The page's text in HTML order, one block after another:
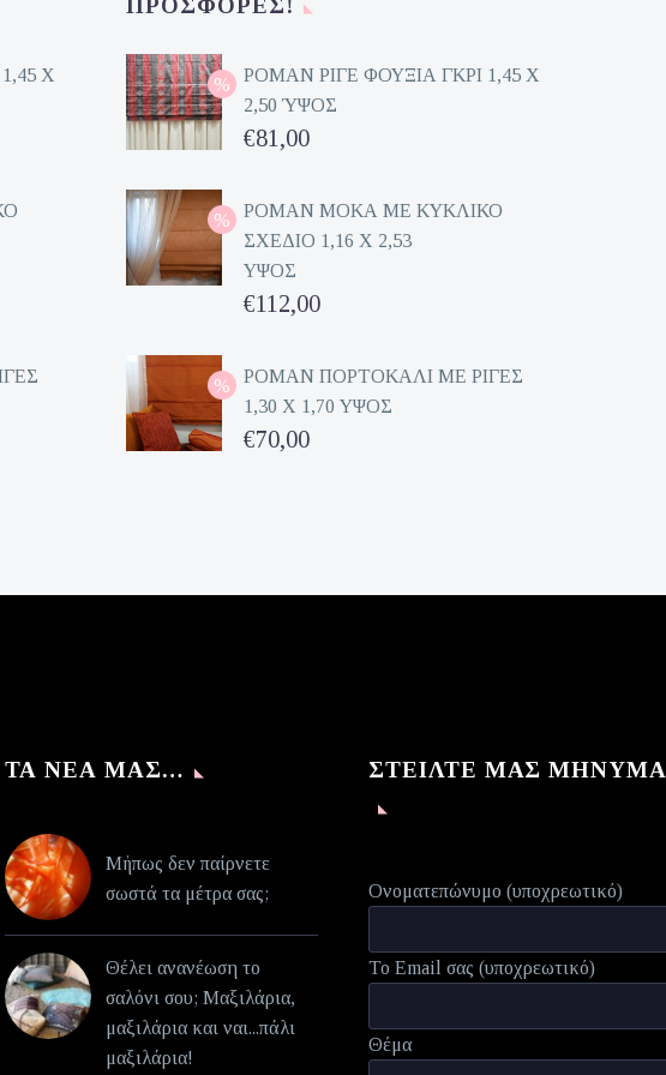
Χ
ΠΡΟΣΦΟΡΈΣ!
ΡΟΜΑΝ ΡΙΓΕ ΦΟΥΞΙΑ ΓΚΡΙ 1,45 Χ
2,50 ΎΨΟΣ
Original
was:
€162,00.
€81,00
τρέχουσα
τιμή
είναι:
€81,00.
ΡΟΜΑΝ ΜΟΚΑ ΜΕ ΚΥΚΛΙΚΟ
ΣΧΕΔΙΟ 1,16 Χ 2,53
ΥΨΟΣ
Original
was:
€224,00.
€112,00
τρέχουσα
τιμή
είναι:
ΡΟΜΑΝ ΠΟΡΤΟΚΑΛΙ ΜΕ ΡΙΓΕΣ
1,30 Χ 1,70 ΥΨΟΣ
Original
€70,00
ΤΑ ΝΈΑ ΜΑΣ…
Μήπως δεν παίρνετε
σωστά τα μέτρα σας;
Θέλει ανανέωση το
σαλόνι σου; Μαξιλάρια,
μαξιλάρια και ναι...πάλι
μαξιλάρια!
ΣΤΕΊΛΤΕ ΜΑΣ ΜΉΝΥΜΑ
Ονοματεπώνυμο (υποχρεωτικό)
Το Email σας (υποχρεωτικό)
Θέμα